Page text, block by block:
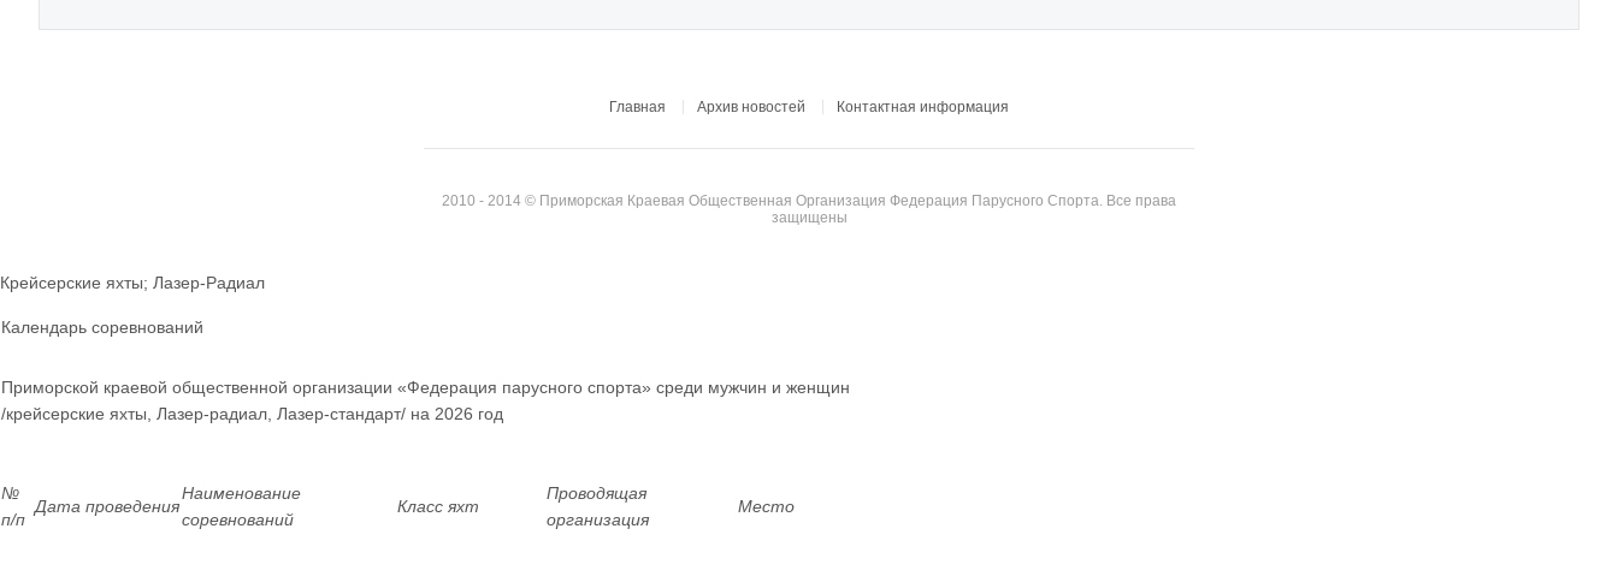
Главная Архив новостей Контактная информация
2010 - 2014 © Приморская Краевая Общественная Организация Федерация Парусного Спорта. Все права
защищены
Крейсерские яхты; Лазер-Радиал
Календарь соревнований
Приморской краевой общественной организации «Федерация парусного спорта» среди мужчин и женщин
/крейсерские яхты, Лазер-радиал, Лазер-стандарт/ на 2026 год
№
п/п
Дата проведения
Наименование
соревнований
Класс яхт
Проводящая
организация
Место